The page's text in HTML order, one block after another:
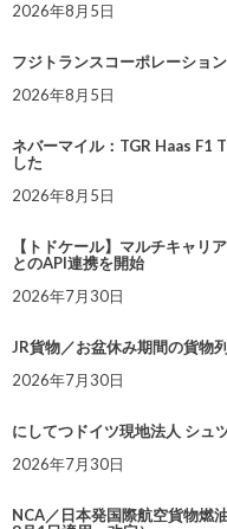
2026年8月5日
フジトランスコーポレーショ
2026年8月5日
ネバーマイル：TGR Haas F1
した
2026年8月5日
【トドケール】マルチキャリ
とのAPI連携を開始
2026年7月30日
JR貨物／お盆休み期間の貨物
2026年7月30日
にしてつドイツ現地法人 シュ
2026年7月30日
NCA／日本発国際航空貨物燃